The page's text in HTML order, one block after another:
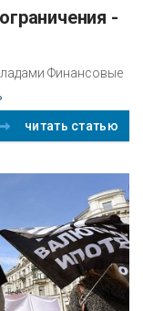
Финансовые
читать статью